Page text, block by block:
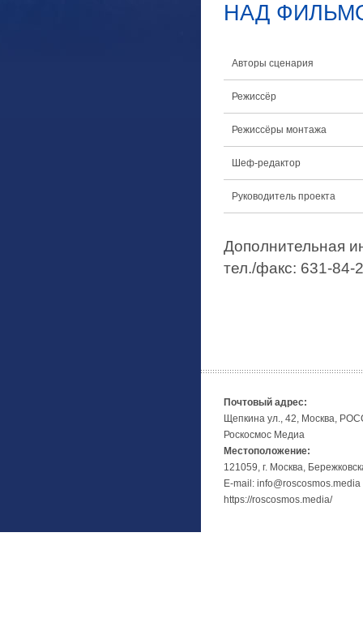
НАД
Авторы сценария
Режиссёр
Режиссёры монтажа
Шеф-редактор
Руководитель проекта
Дополнительная
тел./факс: 631-84-
Почтовый адрес:
Щепкина ул., 42, Москва,
Роскосмос Медиа
Местоположение:
121059, г. Москва,
E-mail: info@roscosmos.media
https://roscosmos.media/